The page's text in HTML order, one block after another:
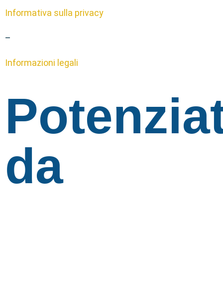
Informativa sulla privacy
–
Informazioni legali
da